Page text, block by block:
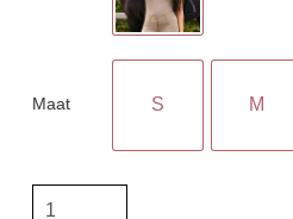
Maat S M